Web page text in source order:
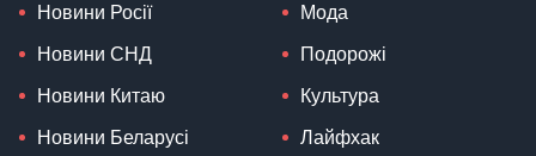
Новини Росії
Новини СНД
Новини Китаю
Новини Беларусі
Мода
Подорожі
Культура
Лайфхак